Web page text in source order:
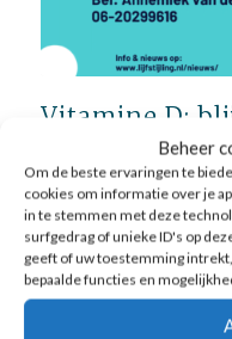
Beheer
Om de beste ervaringen te
cookies om informatie over je
in te stemmen met deze
surfgedrag of unieke ID's op
geeft of uw toestemming
bepaalde functies en
Vitamine D:
NIEUWS,VOEDING
Blijf gezond, jong en
huid in bescherming te
is vitamine D van
uit de voeding in het